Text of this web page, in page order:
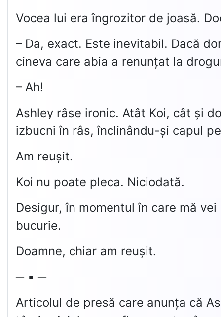
Vocea lui era îngrozitor de joasă.
– Da, exact. Este inevitabil. Dacă
cineva care abia a renunțat la
– Ah!
Ashley râse ironic. Atât Koi, cât și
izbucni în râs, înclinându-și capul
Am reușit.
Koi nu poate pleca. Niciodată.
Desigur, în momentul în care mă
bucurie.
Doamne, chiar am reușit.
─ ▪ ─
Articolul de presă care anunța că